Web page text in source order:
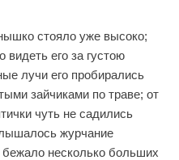
стояло уже высоко;
его за густою
лучи его пробирались
зайчиками по траве; от
чуть не садились
журчание
бежало несколько больших